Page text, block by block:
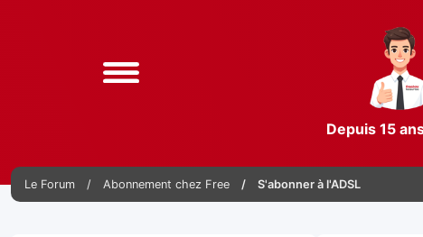
Depuis 15
Le Forum Abonnement chez Free S'abonner à l'ADSL